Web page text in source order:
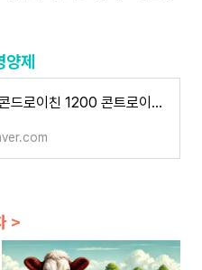
양제
네추럴라이즈 콘드로이친 1200 콘트로이친 콘도로친 콘도로이치 상어연골 2개월분 : 무무플러스
>